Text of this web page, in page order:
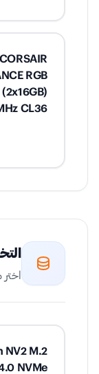
CORSAIR
RGB
CL36
اختر
NV2 M.2
NVMe